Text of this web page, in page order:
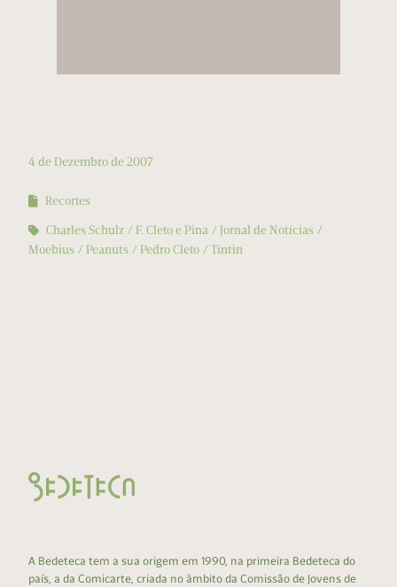
4 de Dezembro de 2007
Recortes
Charles Schulz
F. Cleto e Pina
Jornal de Notícias
Moebius
Peanuts Pedro Cleto Tintin
A Bedeteca tem a sua origem em 1990, na primeira Bedeteca do
país, a da Comicarte, criada no âmbito da Comissão de Jovens de